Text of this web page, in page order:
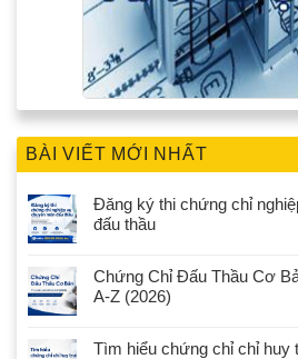
BÀI VIẾT MỚI NHẤT
Đăng ký thi chứng chỉ
đấu thầu
Chứng Chỉ Đấu Thầu Cơ
A-Z (2026)
Tìm hiểu chứng chỉ chỉ huy